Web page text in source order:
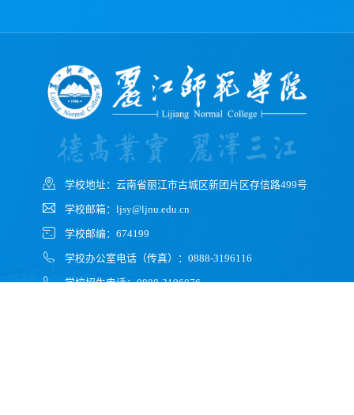
学校地址：云南省丽江市古城区新团片区存信路499号
学校邮箱：ljsy@ljnu.edu.cn
学校邮编：674199
学校办公室电话（传真）：0888-3196116
学校招生电话：0888-3196076